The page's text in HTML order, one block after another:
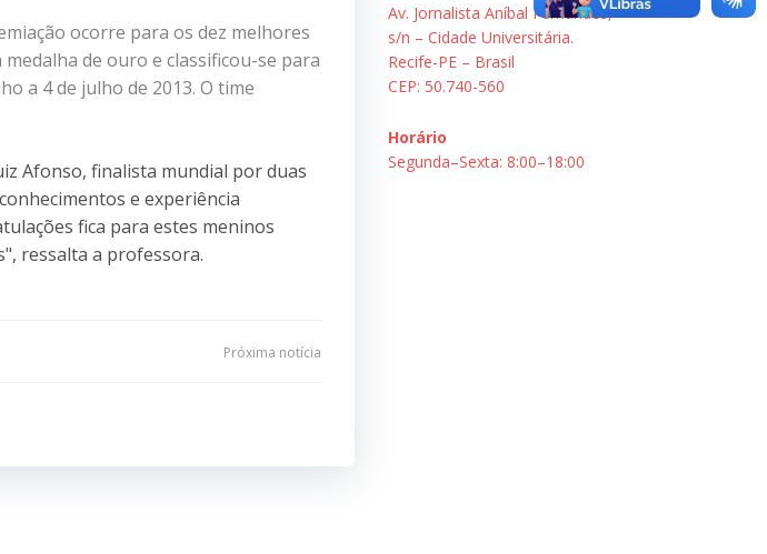
ocorre para os dez melhores
de ouro e classificou-se para
a 4 de julho de 2013. O time
Afonso, finalista mundial por duas
e experiência
fica para estes meninos
ressalta a professora.
Próxima notícia
Av. Jornalista Aníbal Fernandes,
s/n – Cidade Universitária.
Recife-PE – Brasil
CEP: 50.740-560
Horário
Segunda–Sexta: 8:00–18:00